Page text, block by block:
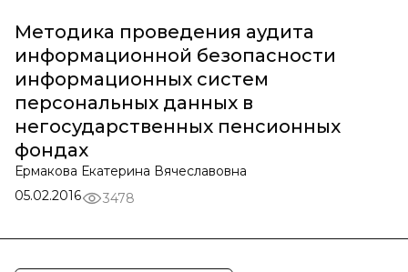
Методика проведения аудита
информационной безопасности
информационных систем
персональных данных в
негосударственных пенсионных
фондах
Ермакова Екатерина Вячеславовна
05.02.2016
3478